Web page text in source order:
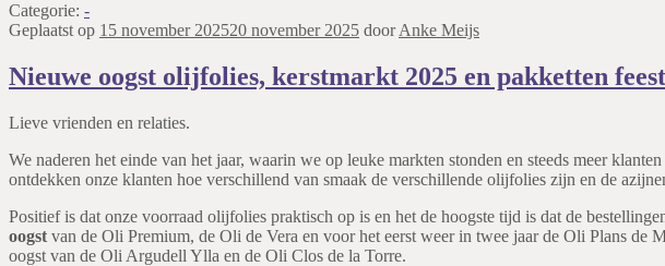
Categorie: -
Geplaatst op 15 november 202520 november 2025 doorAnke Meijs
Nieuwe oogst olijfolies, kerstmarkt 2025 en pakketten
Lieve vrienden en relaties.
We naderen het einde van het jaar, waarin we op leuke markten stonden en steeds meer
ontdekken onze klanten hoe verschillend van smaak de verschillende olijfolies zijn en de
Positief is dat onze voorraad olijfolies praktisch op is en het de hoogste tijd is dat de
oogst van de Oli Premium, de Oli de Vera en voor het eerst weer in twee jaar de Oli Plans
oogst van de Oli Argudell Ylla en de Oli Clos de la Torre.